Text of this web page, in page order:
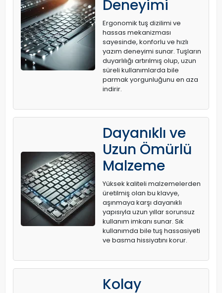
Deneyimi
Ergonomik tuş dizilimi ve
hassas mekanizması
sayesinde, konforlu ve hızlı
yazım deneyimi sunar. Tuşların
duyarlılığı artırılmış olup, uzun
süreli kullanımlarda bile
parmak yorgunluğunu en aza
indirir.
Dayanıklı ve
Uzun Ömürlü
Malzeme
Yüksek kaliteli malzemelerden
üretilmiş olan bu klavye,
aşınmaya karşı dayanıklı
yapısıyla uzun yıllar sorunsuz
kullanım imkanı sunar. Sık
kullanımda bile tuş hassasiyeti
ve basma hissiyatını korur.
Kolay